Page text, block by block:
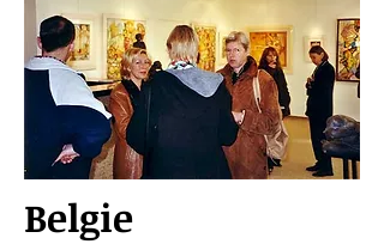
Belgie